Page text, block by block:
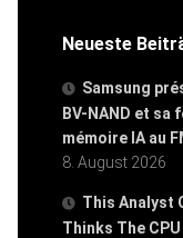
Neueste
Samsung
BV-NAND et sa
mémoire IA au
8. August 2026
This Analyst
Thinks The